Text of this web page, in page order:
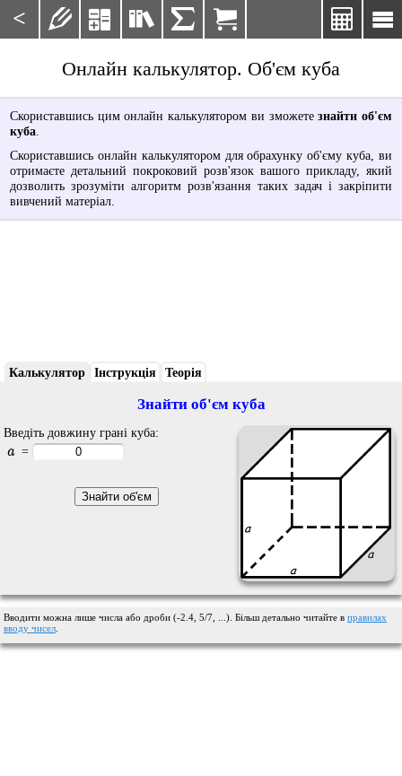
< 

    
Онлайн калькулятор. Об'єм куба
Скориставшись цим онлайн калькулятором ви зможетезнайти об'єм
куба.
Скориставшись онлайн калькулятором для обрахунку об'єму куба, ви
отримаєте детальний покроковий розв'язок вашого прикладу, який
дозволить зрозуміти алгоритм розв'язання таких задач і закріпити
вивчений матеріал.
Калькулятор Інструкція Теорія
Знайти об'єм куба
Введіть довжину грані куба:
a =
Вводити можна лише числа або дроби (-2.4, 5/7, ...). Більш детально читайте в правилах
вводу чисел